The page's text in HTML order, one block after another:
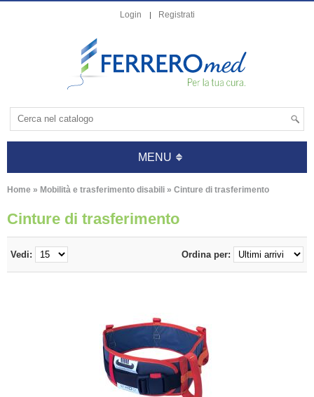
Login Registrati
MENU
Home » Mobilità e trasferimento disabili » Cinture di trasferimento
Cinture di trasferimento
Vedi: Ordina per: